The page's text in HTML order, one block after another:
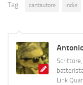
Tag: cantautore indie
Link